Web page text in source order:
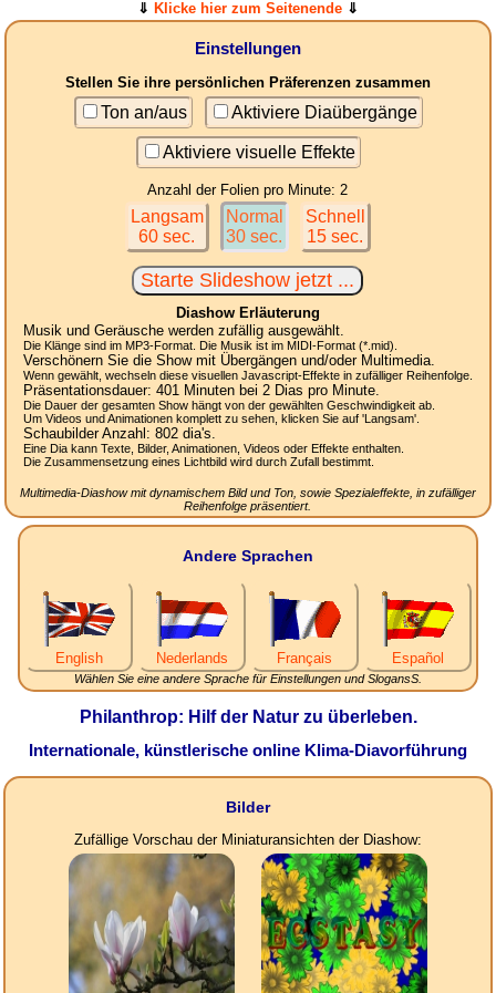
⇓ Klicke hier zum Seitenende ⇓
Einstellungen
Stellen Sie ihre persönlichen Präferenzen zusammen
Ton an/aus Aktiviere Diaübergänge
Aktiviere visuelle Effekte
Anzahl der Folien pro Minute: 2
Langsam
60 sec.
Normal
30 sec.
Schnell
15 sec.
Diashow Erläuterung
Musik und Geräusche werden zufällig ausgewählt.
Die Klänge sind im MP3-Format. Die Musik ist im MIDI-Format (*.mid).
Verschönern Sie die Show mit Übergängen und/oder Multimedia.
Wenn gewählt, wechseln diese visuellen Javascript-Effekte in zufälliger Reihenfolge.
Präsentationsdauer: 401 Minuten bei 2 Dias pro Minute.
Die Dauer der gesamten Show hängt von der gewählten Geschwindigkeit ab.
Um Videos und Animationen komplett zu sehen, klicken Sie auf 'Langsam'.
Schaubilder Anzahl: 802dia's.
Eine Dia kann Texte, Bilder, Animationen, Videos oder Effekte enthalten.
Die Zusammensetzung eines Lichtbild wird durch Zufall bestimmt.
Multimedia-Diashow mit dynamischem Bild und Ton, sowie Spezialeffekte, in zufälliger
Reihenfolge präsentiert.
Andere Sprachen
English Nederlands Français Español
Wählen Sie eine andere Sprache für Einstellungen und SlogansS.
Philanthrop: Hilf der Natur zu überleben.
Internationale, künstlerische online Klima-Diavorführung
Bilder
Zufällige Vorschau der Miniaturansichten der Diashow: